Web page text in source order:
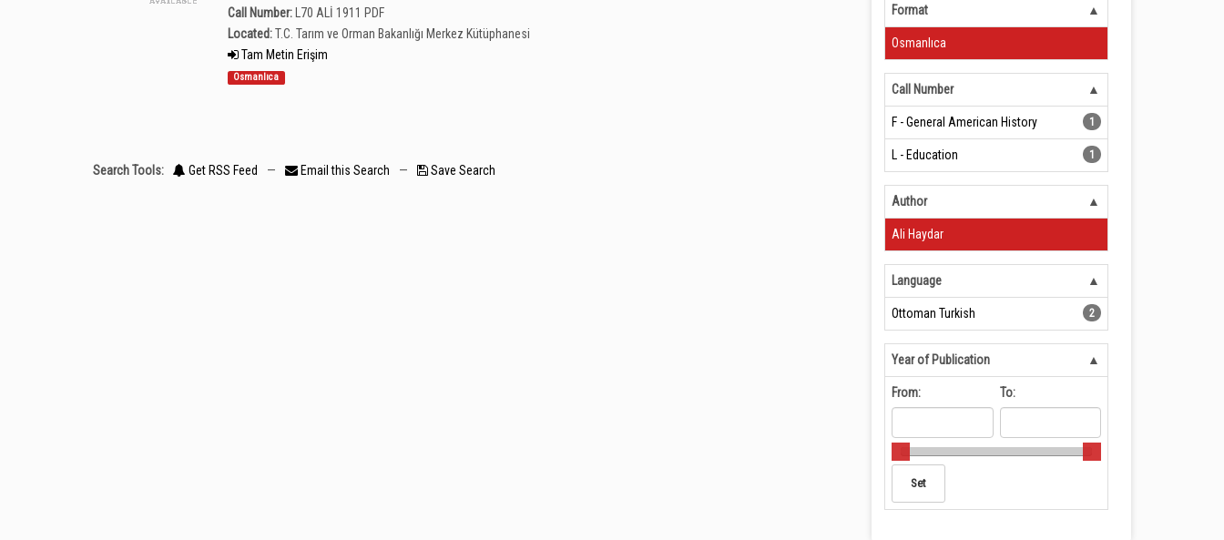
Call Number:
L70 ALİ 1911 PDF
Located:T.C. Tarım ve Orman Bakanlığı Merkez Kütüphanesi
Tam Metin Erişim
Osmanlıca
Search Tools: Get RSS Feed — Email this Search — Save Search
Format
Osmanlıca
Call Number
F - General American History 1
L - Education 1
Author
Ali Haydar
Language
Ottoman Turkish 2
Year of Publication
From: To: